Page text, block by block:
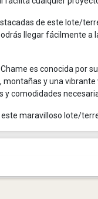
de este lote/
llegar fácilmente a
es conocida por
y una
comodidades
maravilloso lote/